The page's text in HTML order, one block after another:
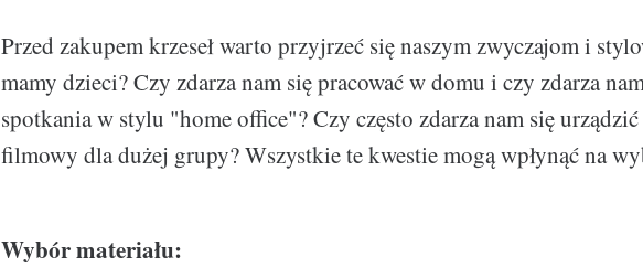
Przed zakupem krzeseł warto przyjrzeć się naszym zwyczajom i
mamy dzieci? Czy zdarza nam się pracować w domu i czy zdarza
spotkania w stylu "home office"? Czy często zdarza nam się
filmowy dla dużej grupy? Wszystkie te kwestie mogą wpłynąć na
Wybór materiału: